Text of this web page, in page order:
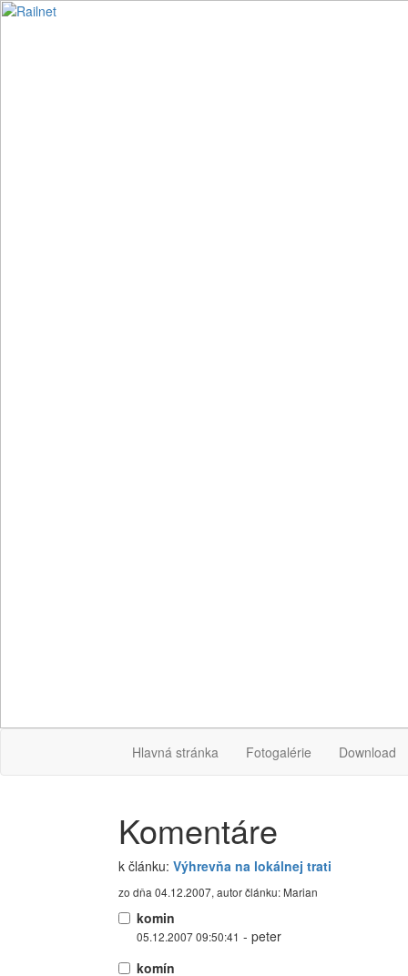
Hlavná stránka Fotogalérie Download
Komentáre
k článku: Výhrevňa na lokálnej trati
zo dňa 04.12.2007, autor článku: Marian
komin
05.12.2007 09:50:41 - peter
komín